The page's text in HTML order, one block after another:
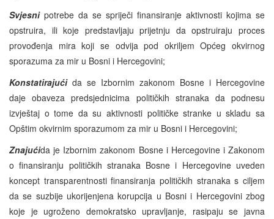
Svjesnipotrebe da se spriječi finansiranje aktivnosti kojima se
opstruira, ili koje predstavljaju prijetnju da opstruiraju proces
provođenja mira koji se odvija pod okriljem Općeg okvirnog
sporazuma za mir u Bosni i Hercegovini;
Konstatirajućida se Izbornim zakonom Bosne i Hercegovine
daje obaveza predsjednicima političkih stranaka da podnesu
izvještaj o tome da su aktivnosti političke stranke u skladu sa
Opštim okvirnim sporazumom za mir u Bosni i Hercegovini;
Znajućida je Izbornim zakonom Bosne i Hercegovine i Zakonom
o finansiranju političkih stranaka Bosne i Hercegovine uveden
koncept transparentnosti finansiranja političkih stranaka s ciljem
da se suzbije ukorijenjena korupcija u Bosni i Hercegovini zbog
koje je ugroženo demokratsko upravljanje, rasipaju se javna